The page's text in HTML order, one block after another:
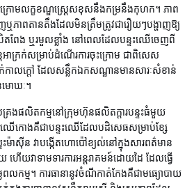
ក្រោមលក្ខខណ្ឌស្ត្រេសខុសនឹងកម្រនឹងកុហក។ ភាព
ញឬភាពតានតឹងដែលមិនត្រឹមត្រូវជារឿយៗបង្ហាញឱ្យ
តពែង ឬរមួលខ្លាំង នៅពេលដែលបន្ទះឈើចេញពី
អាក្រក់សម្រាប់ដំណើរការចុះក្រោម ជាពិសេស
លក្តៅ ដែលសន្លឹកឯកសណ្ឋានមានសារៈសំខាន់
មោឃៈ។
រងផលិតកម្មនៅក្រុមហ៊ុនផលិតក្តារបន្ទះធំមួយ
ើកោងគឺជាបន្ទះឈើដែលបដិសេធសម្រាប់ខ្សែ
ះម៉ាស៊ីន វាបង្កើតហោប៉ៅខ្យល់នៅក្នុងសារពត៌មាន
ើយវាទាមទារការអន្តរាគមន៍ដោយដៃ ដែលធ្វើ
ពលកម្ម។ ការធានានូវចំណីកាត់កែងគឺជាមធ្យោបាយ